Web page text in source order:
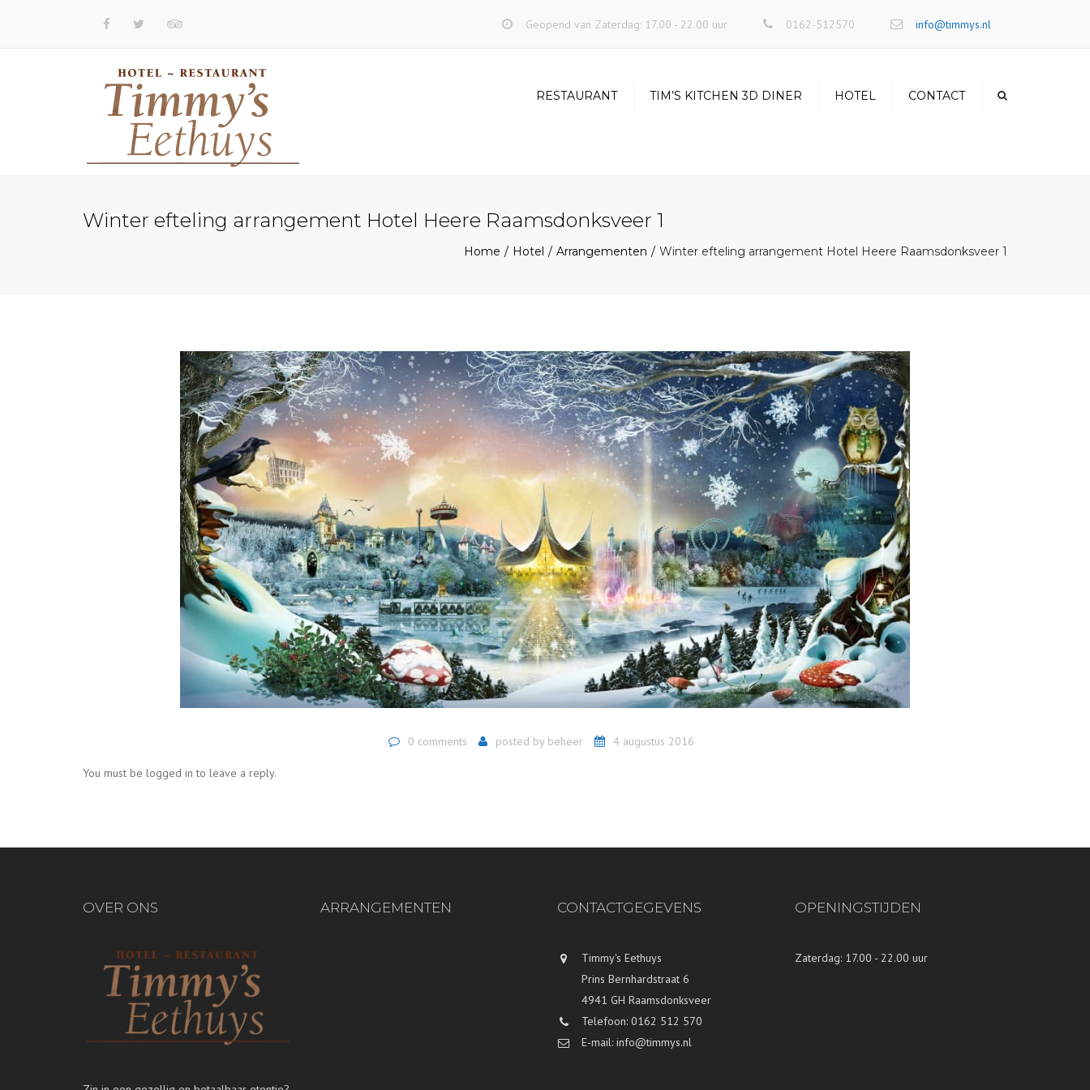
Geopend van Zaterdag: 17.00 - 22.00 uur 0162-512570 info@timmys.nl
RESTAURANT TIM’S KITCHEN 3D DINER HOTEL CONTACT
Winter efteling arrangement Hotel Heere Raamsdonksveer 1
Home Hotel Arrangementen Winter efteling arrangement Hotel Heere Raamsdonksveer 1
0 comments posted by beheer 4 augustus 2016
You must be logged in to leave a reply.
OVER ONS ARRANGEMENTEN CONTACTGEGEVENS
Timmy's Eethuys
Prins Bernhardstraat 6
4941 GH Raamsdonksveer
Telefoon: 0162 512 570
E-mail: info@timmys.nl
OPENINGSTIJDEN
Zaterdag: 17.00 - 22.00 uur